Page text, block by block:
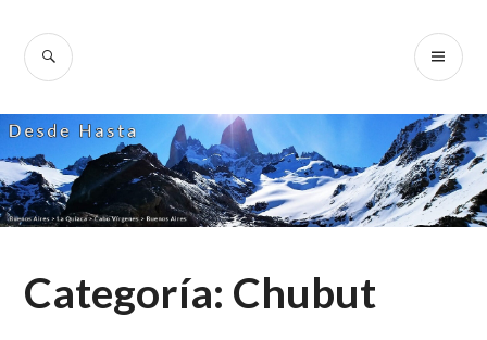
content
SEARCH
Categoría: Chubut